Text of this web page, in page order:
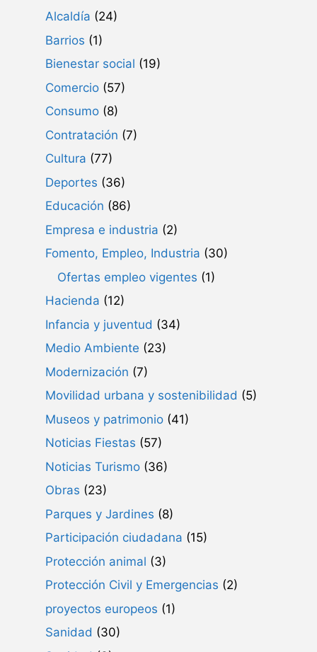
Alcaldía (24)
Barrios (1)
Bienestar social (19)
Comercio (57)
Consumo (8)
Contratación (7)
Cultura (77)
Deportes (36)
Educación (86)
Empresa e industria (2)
Fomento, Empleo, Industria (30)
Ofertas empleo vigentes (1)
Hacienda (12)
Infancia y juventud (34)
Medio Ambiente (23)
Modernización (7)
Movilidad urbana y sostenibilidad (5)
Museos y patrimonio (41)
Noticias Fiestas (57)
Noticias Turismo (36)
Obras (23)
Parques y Jardines (8)
Participación ciudadana (15)
Protección animal (3)
Protección Civil y Emergencias (2)
proyectos europeos (1)
Sanidad (30)